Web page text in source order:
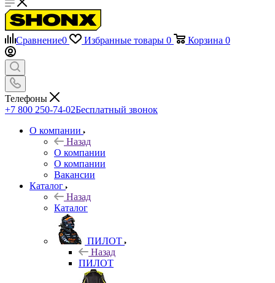
Сравнение0 Избранные товары 0 Корзина 0
Телефоны
+7 800 250-74-02Бесплатный звонок
О компании
Назад
О компании
О компании
Вакансии
Каталог
Назад
Каталог
ПИЛОТ
Назад
ПИЛОТ